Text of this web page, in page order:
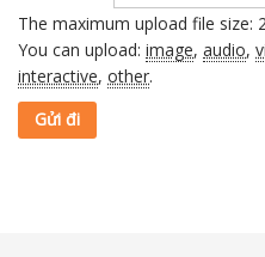
The maximum upload file size:
You can upload: image, audio,
interactive, other.